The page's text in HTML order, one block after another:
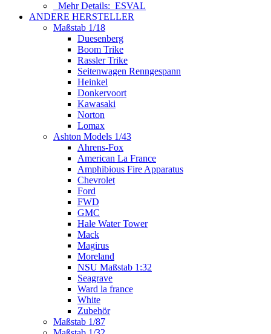
Mehr Details: ESVAL
ANDERE HERSTELLER
Maßstab 1/18
Duesenberg
Boom Trike
Rassler Trike
Seitenwagen Renngespann
Heinkel
Donkervoort
Kawasaki
Norton
Lomax
Ashton Models 1/43
Ahrens-Fox
American La France
Amphibious Fire Apparatus
Chevrolet
Ford
FWD
GMC
Hale Water Tower
Mack
Magirus
Moreland
NSU Maßstab 1:32
Seagrave
Ward la france
White
Zubehör
Maßstab 1/87